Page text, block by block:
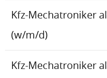
Kfz-Mechatroniker
(w/m/d)
Kfz-Mechatroniker